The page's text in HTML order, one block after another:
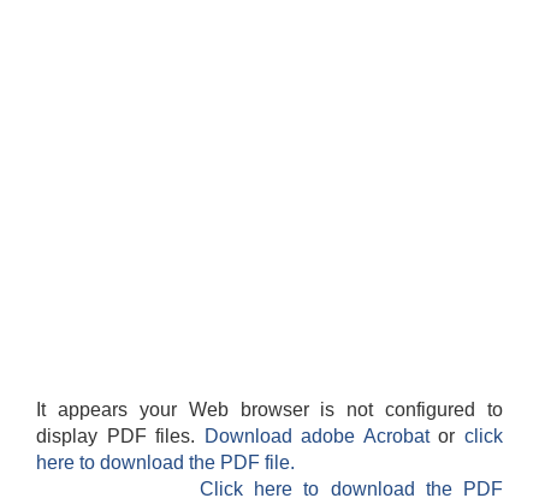
It appears your Web browser is not configured to
display PDF files.
Download adobe Acrobatorclick
here to download the PDF file.
Click here to download the PDF